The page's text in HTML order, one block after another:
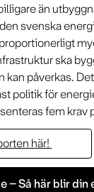
än
svenska
ska
påverkas.
politik för
fem krav
här!
– Så här blir din